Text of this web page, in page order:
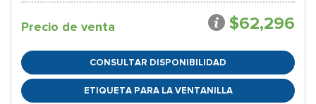
Precio de venta $62,296
CONSULTAR DISPONIBILIDAD
ETIQUETA PARA LA VENTANILLA